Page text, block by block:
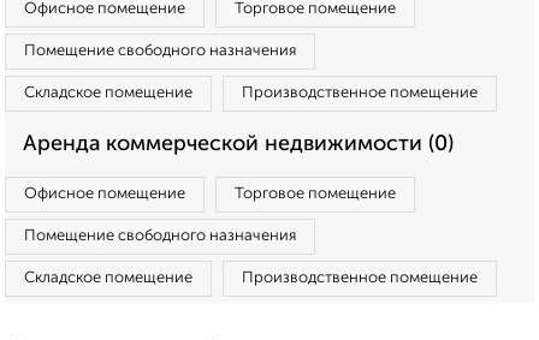
Офисное помещение Торговое помещение
Помещение свободного назначения
Складское помещение Производственное помещение
Аренда коммерческой недвижимости (0)
Офисное помещение Торговое помещение
Помещение свободного назначения
Складское помещение Производственное помещение